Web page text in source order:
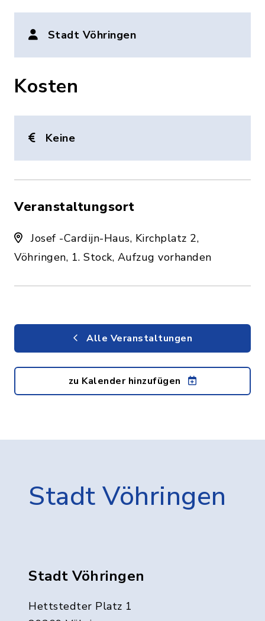
Stadt Vöhringen
Kosten
Keine
Veranstaltungsort
Josef -Cardijn-Haus, Kirchplatz 2,
Vöhringen, 1. Stock, Aufzug vorhanden
Alle Veranstaltungen
zu Kalender hinzufügen
Stadt Vöhringen
Stadt Vöhringen
Hettstedter Platz 1